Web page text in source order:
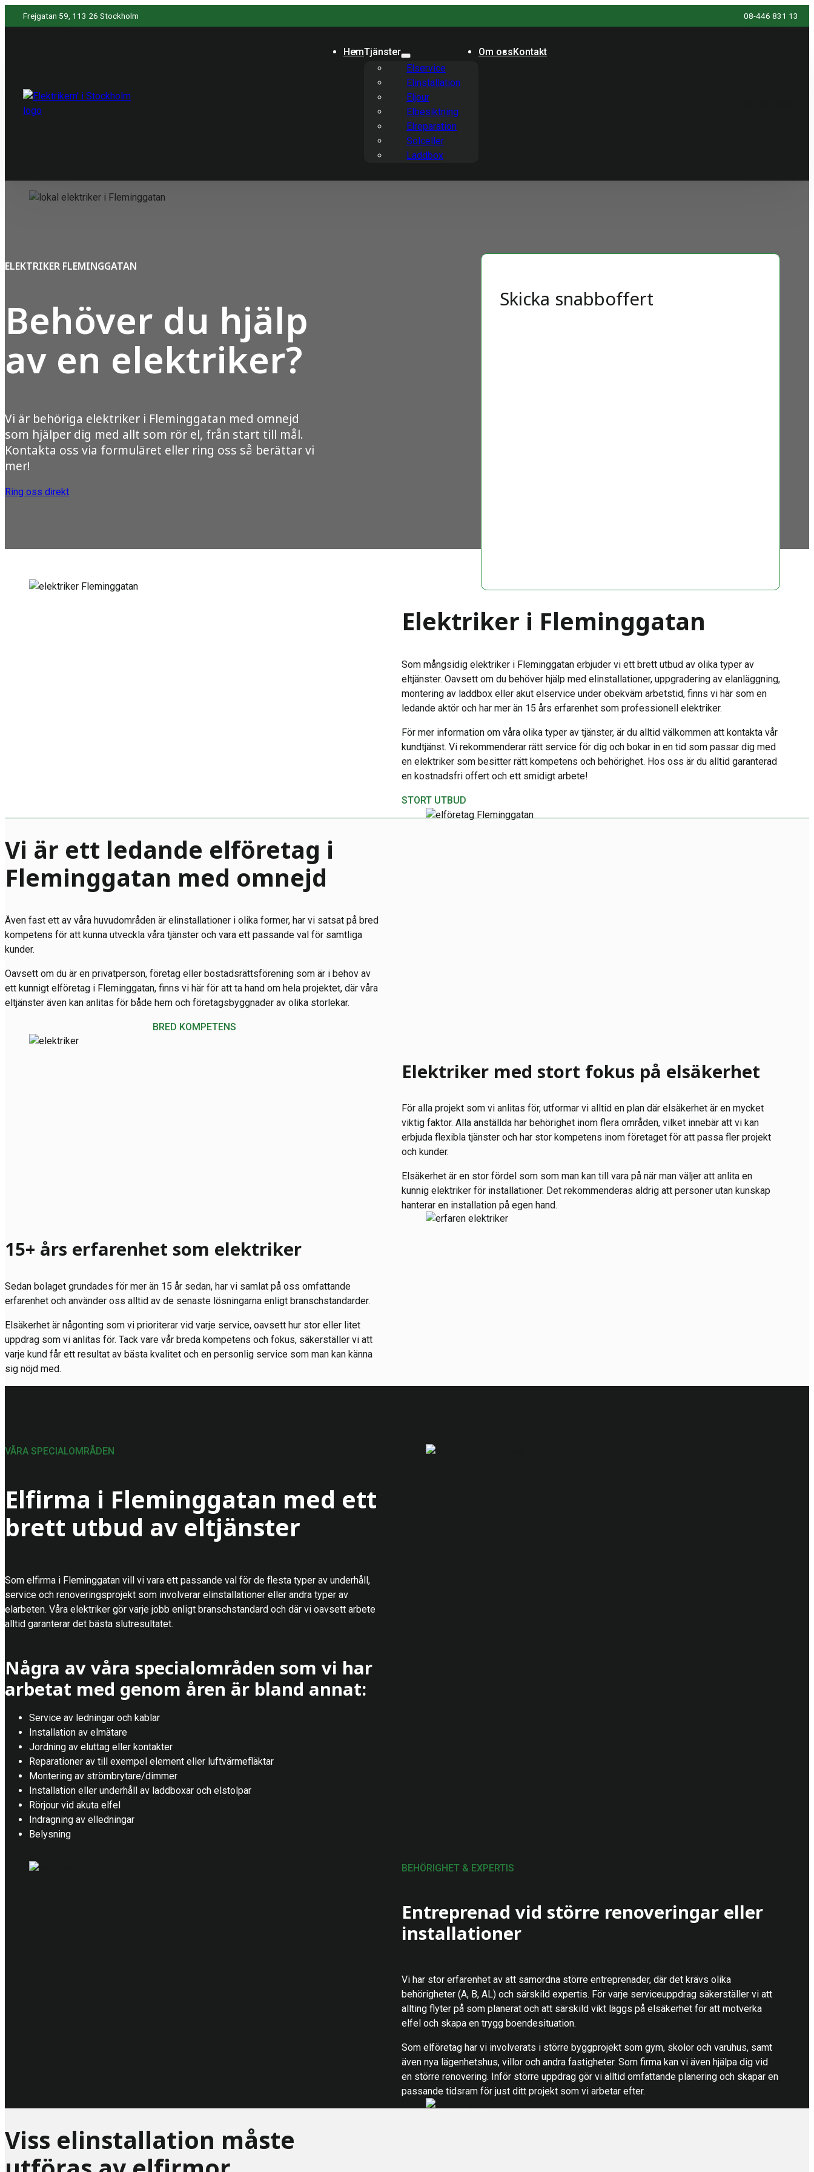
Frejgatan 59, 113 26 Stockholm 08-446 831 13
HemTjänster
Elservice
Elinstallation
Eljour
Elbesiktning
Elreparation
Solceller
Laddbox
Om ossKontakt
ELEKTRIKER FLEMINGGATAN
Behöver du hjälp
av en elektriker?
Vi är behöriga elektriker i Fleminggatan med omnejd
som hjälper dig med allt som rör el, från start till mål.
Kontakta oss via formuläret eller ring oss så berättar vi
mer!
Ring oss direkt
Skicka snabboffert
Elektriker i Fleminggatan
Som mångsidig elektriker i Fleminggatan erbjuder vi ett brett utbud av olika typer av
eltjänster. Oavsett om du behöver hjälp med elinstallationer, uppgradering av elanläggning,
montering av laddbox eller akut elservice under obekväm arbetstid, finns vi här som en
ledande aktör och har mer än 15 års erfarenhet som professionell elektriker.
För mer information om våra olika typer av tjänster, är du alltid välkommen att kontakta vår
kundtjänst. Vi rekommenderar rätt service för dig och bokar in en tid som passar dig med
en elektriker som besitter rätt kompetens och behörighet. Hos oss är du alltid garanterad
en kostnadsfri offert och ett smidigt arbete!
STORT UTBUD
Vi är ett ledande elföretag i
Fleminggatan med omnejd
Även fast ett av våra huvudområden är elinstallationer i olika former, har vi satsat på bred
kompetens för att kunna utveckla våra tjänster och vara ett passande val för samtliga
kunder.
Oavsett om du är en privatperson, företag eller bostadsrättsförening som är i behov av
ett kunnigt elföretag i Fleminggatan, finns vi här för att ta hand om hela projektet, där våra
eltjänster även kan anlitas för både hem och företagsbyggnader av olika storlekar.
BRED KOMPETENS
Elektriker med stort fokus på elsäkerhet
För alla projekt som vi anlitas för, utformar vi alltid en plan där elsäkerhet är en mycket
viktig faktor. Alla anställda har behörighet inom flera områden, vilket innebär att vi kan
erbjuda flexibla tjänster och har stor kompetens inom företaget för att passa fler projekt
och kunder.
Elsäkerhet är en stor fördel som som man kan till vara på när man väljer att anlita en
kunnig elektriker för installationer. Det rekommenderas aldrig att personer utan kunskap
hanterar en installation på egen hand.
15+ års erfarenhet som elektriker
Sedan bolaget grundades för mer än 15 år sedan, har vi samlat på oss omfattande
erfarenhet och använder oss alltid av de senaste lösningarna enligt branschstandarder.
Elsäkerhet är någonting som vi prioriterar vid varje service, oavsett hur stor eller litet
uppdrag som vi anlitas för. Tack vare vår breda kompetens och fokus, säkerställer vi att
varje kund får ett resultat av bästa kvalitet och en personlig service som man kan känna
sig nöjd med.
Elfirma i Fleminggatan med ett
brett utbud av eltjänster
Som elfirma i Fleminggatan vill vi vara ett passande val för de flesta typer av underhåll,
service och renoveringsprojekt som involverar elinstallationer eller andra typer av
elarbeten. Våra elektriker gör varje jobb enligt branschstandard och där vi oavsett arbete
alltid garanterar det bästa slutresultatet.
VÅRA SPECIALOMRÅDEN
Några av våra specialområden som vi har
arbetat med genom åren är bland annat:
Service av ledningar och kablar
Installation av elmätare
Jordning av eluttag eller kontakter
Reparationer av till exempel element eller luftvärmefläktar
Montering av strömbrytare/dimmer
Installation eller underhåll av laddboxar och elstolpar
Rörjour vid akuta elfel
Indragning av elledningar
Belysning
Entreprenad vid större renoveringar eller
installationer
Vi har stor erfarenhet av att samordna större entreprenader, där det krävs olika
behörigheter (A, B, AL) och särskild expertis. För varje serviceuppdrag säkerställer vi att
allting flyter på som planerat och att särskild vikt läggs på elsäkerhet för att motverka
elfel och skapa en trygg boendesituation.
Som elföretag har vi involverats i större byggprojekt som gym, skolor och varuhus, samt
även nya lägenhetshus, villor och andra fastigheter. Som firma kan vi även hjälpa dig vid
en större renovering. Inför större uppdrag gör vi alltid omfattande planering och skapar en
passande tidsram för just ditt projekt som vi arbetar efter.
BEHÖRIGHET & EXPERTIS
Viss elinstallation måste